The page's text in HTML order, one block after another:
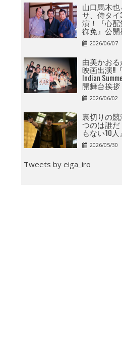
山口馬木
サ、侍タ
演！『心
御免』公開
2026/06/07
由美かお
映画出演!!
Indian
開舞台挨拶
2026/06/02
裏切りの
つのは誰だ
もない10
2026/05/30
Tweets by eiga_iro